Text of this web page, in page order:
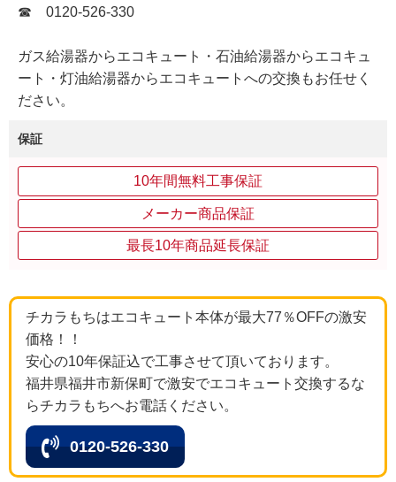
☎ 0120-526-330
ガス給湯器からエコキュート・石油給湯器からエコキュ
ート・灯油給湯器からエコキュートへの交換もお任せく
ださい。
保証
10年間無料工事保証
メーカー商品保証
最長10年商品延長保証
チカラもちはエコキュート本体が最大77％OFFの激安
価格！！
安心の10年保証込で工事させて頂いております。
福井県福井市新保町で激安でエコキュート交換するな
らチカラもちへお電話ください。
0120-526-330